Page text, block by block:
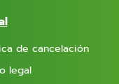
de cancelación
legal